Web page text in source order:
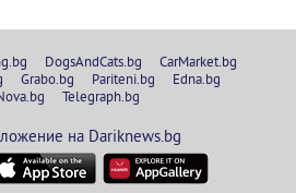
DogsAndCats.bg
CarMarket.bg
Grabo.bg Pariteni.bg
Edna.bg
Telegraph.bg
на Dariknews.bg